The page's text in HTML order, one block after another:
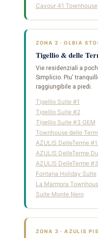
Cavour 41 Townhouse
ZONA 2 · OLBIA
Tigellio & delle
Vie residenziali a
Simplicio. Piu'
raggiungibile a piedi.
Tigellio Suite #1
Tigellio Suite #2
Tigellio Suite #3 GEM
Townhouse delle
AZULIS DelleTerme
AZULIS DelleTerme
AZULIS DelleTerme
Fontana Holiday Suite
La Marmora
Suite Monte Nero
ZONA 3 · AZULIS